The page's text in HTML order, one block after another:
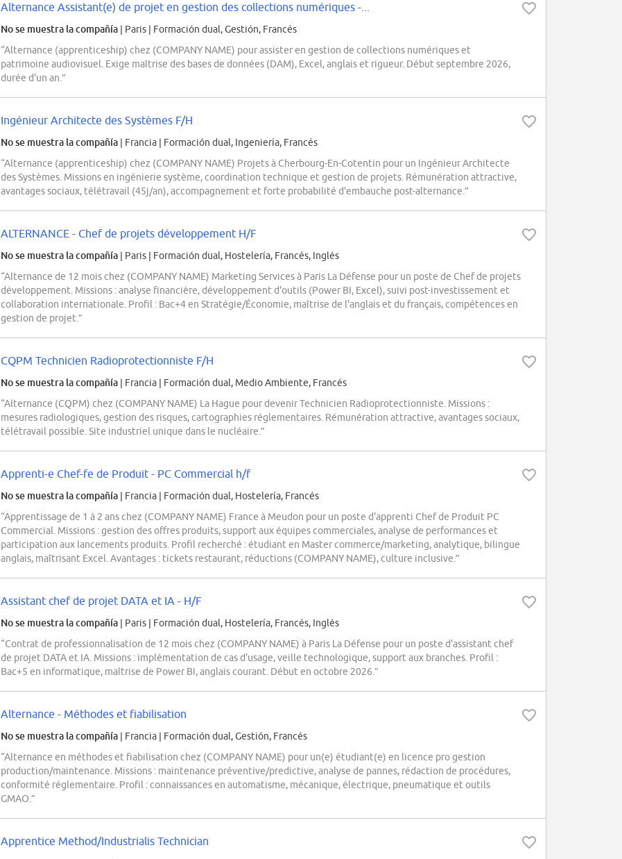
Alternance Assistant(e) de projet en gestion des collections numériques -...
No se muestra la compañía | Paris | Formación dual, Gestión, Francés
“Alternance (apprenticeship) chez (COMPANY NAME) pour assister en gestion de collections numériques et
patrimoine audiovisuel. Exige maîtrise des bases de données (DAM), Excel, anglais et rigueur. Début septembre 2026,
durée d'un an.”
Ingénieur Architecte des Systèmes F/H
No se muestra la compañía | Francia | Formación dual, Ingeniería, Francés
“Alternance (apprenticeship) chez (COMPANY NAME) Projets à Cherbourg-En-Cotentin pour un Ingénieur Architecte
des Systèmes. Missions en ingénierie système, coordination technique et gestion de projets. Rémunération attractive,
avantages sociaux, télétravail (45j/an), accompagnement et forte probabilité d'embauche post-alternance.”
ALTERNANCE - Chef de projets développement H/F
No se muestra la compañía | Paris | Formación dual, Hostelería, Francés, Inglés
“Alternance de 12 mois chez (COMPANY NAME) Marketing Services à Paris La Défense pour un poste de Chef de projets
développement. Missions : analyse financière, développement d'outils (Power BI, Excel), suivi post-investissement et
collaboration internationale. Profil : Bac+4 en Stratégie/Économie, maîtrise de l'anglais et du français, compétences en
gestion de projet.”
CQPM Technicien Radioprotectionniste F/H
No se muestra la compañía | Francia | Formación dual, Medio Ambiente, Francés
“Alternance (CQPM) chez (COMPANY NAME) La Hague pour devenir Technicien Radioprotectionniste. Missions :
mesures radiologiques, gestion des risques, cartographies réglementaires. Rémunération attractive, avantages sociaux,
télétravail possible. Site industriel unique dans le nucléaire.”
Apprenti-e Chef-fe de Produit - PC Commercial h/f
No se muestra la compañía | Francia | Formación dual, Hostelería, Francés
“Apprentissage de 1 à 2 ans chez (COMPANY NAME) France à Meudon pour un poste d'apprenti Chef de Produit PC
Commercial. Missions : gestion des offres produits, support aux équipes commerciales, analyse de performances et
participation aux lancements produits. Profil recherché : étudiant en Master commerce/marketing, analytique, bilingue
anglais, maîtrisant Excel. Avantages : tickets restaurant, réductions (COMPANY NAME), culture inclusive.”
Assistant chef de projet DATA et IA - H/F
No se muestra la compañía | Paris | Formación dual, Hostelería, Francés, Inglés
“Contrat de professionnalisation de 12 mois chez (COMPANY NAME) à Paris La Défense pour un poste d'assistant chef
de projet DATA et IA. Missions : implémentation de cas d'usage, veille technologique, support aux branches. Profil :
Bac+5 en informatique, maîtrise de Power BI, anglais courant. Début en octobre 2026.”
Alternance - Méthodes et fiabilisation
No se muestra la compañía | Francia | Formación dual, Gestión, Francés
“Alternance en méthodes et fiabilisation chez (COMPANY NAME) pour un(e) étudiant(e) en licence pro gestion
production/maintenance. Missions : maintenance préventive/predictive, analyse de pannes, rédaction de procédures,
conformité réglementaire. Profil : connaissances en automatisme, mécanique, électrique, pneumatique et outils
GMAO.”
Apprentice Method/Industrialis Technician